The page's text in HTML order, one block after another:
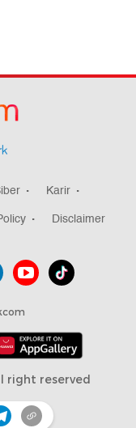
Karir
Disclaimer
right reserved